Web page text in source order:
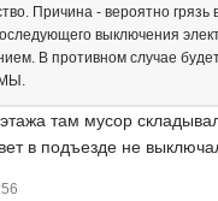
Причина - вероятно грязь
выключения
В противном случае
там мусор
в подъезде не